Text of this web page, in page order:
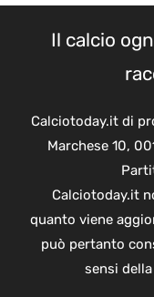
Il calcio
Calciotoday.it di
Marchese 10,
Calciotoday.it
quanto viene
può pertanto
sensi